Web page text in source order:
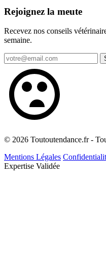
Rejoignez la meute
Recevez nos conseils
semaine.
© 2026 Toutoutendance.fr -
Mentions Légales
Expertise Validée